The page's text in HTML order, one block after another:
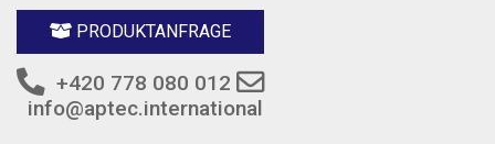
PRODUKTANFRAGE
+420 778 080 012
info@aptec.international